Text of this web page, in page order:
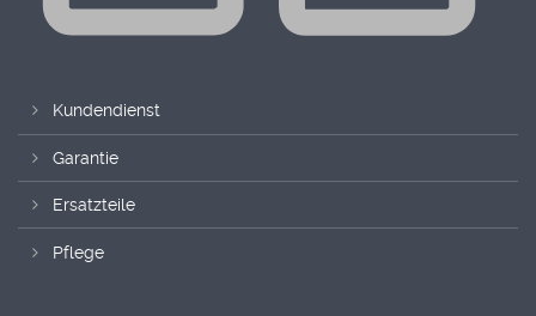
Kundendienst
Garantie
Ersatzteile
Pflege